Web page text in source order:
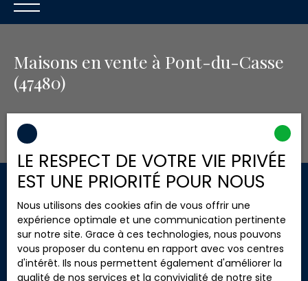
ACCUEIL
Maisons en vente à Pont-du-Casse
(47480)
Vente
Maison
Type de bien
Pont-du-Casse (47480)
Localisation
Pertinence
LE RESPECT DE VOTRE VIE PRIVÉE
EST UNE PRIORITÉ POUR NOUS
Nous utilisons des cookies afin de vous offrir une
expérience optimale et une communication pertinente
sur notre site. Grace à ces technologies, nous pouvons
vous proposer du contenu en rapport avec vos centres
d'intérêt. Ils nous permettent également d'améliorer la
qualité de nos services et la convivialité de notre site